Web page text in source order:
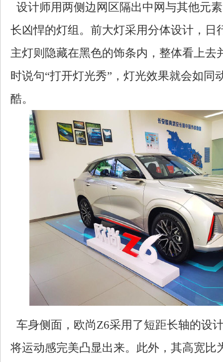
设计师用两侧边网区隔出中网与其他元
长凶悍的灯组。前大灯采用分体设计，日
主灯则隐藏在黑色的饰条内，整体看上去
时说句“打开灯光秀”，灯光效果就会如同
酷。
车身侧面，欧尚Z6采用了短距长轴的设
将运动感完美凸显出来。此外，其高宽比